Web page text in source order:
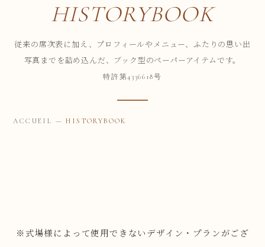
HISTORYBOOK
従来の席次表に加え、プロフィールやメニュー、ふたりの思い出
写真までを詰め込んだ、ブック型のペーパーアイテムです。
特許第4336618号
ACCUEIL —HISTORYBOOK
※式場様によって使用できないデザイン・プランがござ